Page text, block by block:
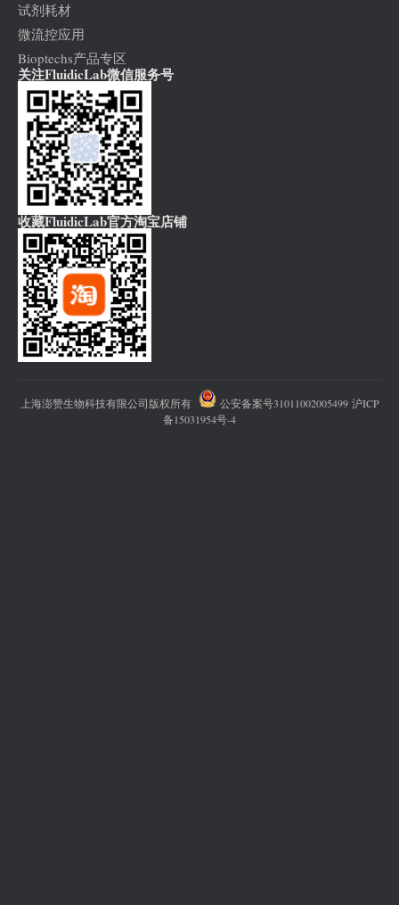
试剂耗材
微流控应用
Bioptechs产品专区
关注FluidicLab微信服务号
收藏FluidicLab官方淘宝店铺
上海澎赞生物科技有限公司版权所有 公安备案号31011002005499 沪ICP
备15031954号-4